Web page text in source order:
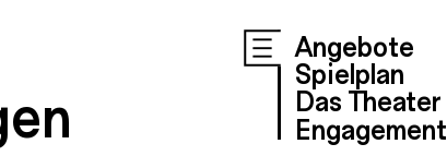
Angebote
Spielplan
Das Theater
Engagement